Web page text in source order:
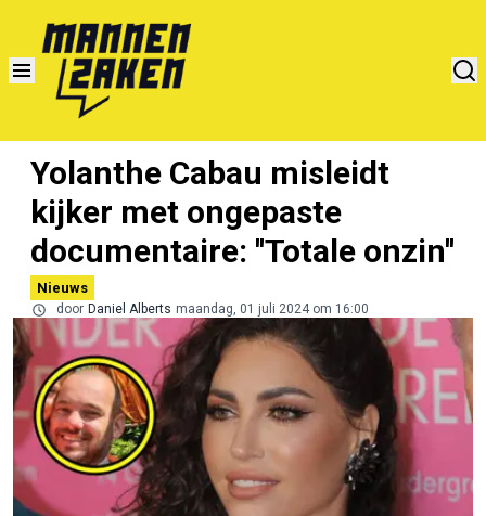
Yolanthe Cabau misleidt
kijker met ongepaste
documentaire: ''Totale onzin''
Nieuws
door Daniel Alberts maandag, 01 juli 2024 om 16:00